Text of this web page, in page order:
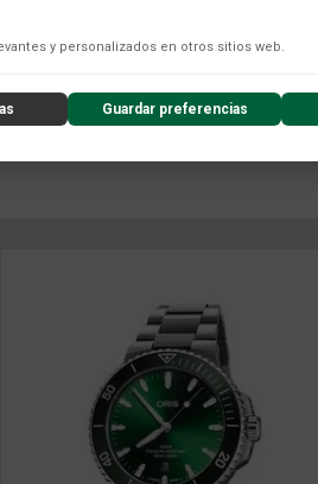
de uso anónimos, lo que nos permite analizar el
de formularios.
y personalizados en otros sitios web.
Guardar preferencias